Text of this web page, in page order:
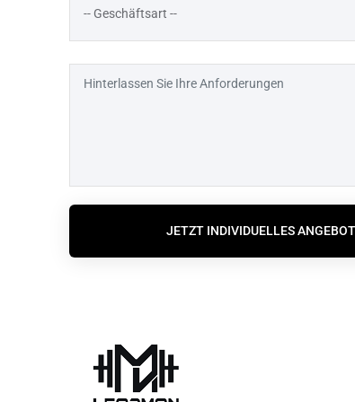
JETZT INDIVIDUELLES